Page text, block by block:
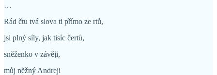
…
Rád čtu tvá slova ti přímo ze rtů,
jsi plný síly, jak tisíc čertů,
sněženko v závěji,
můj něžný Andreji